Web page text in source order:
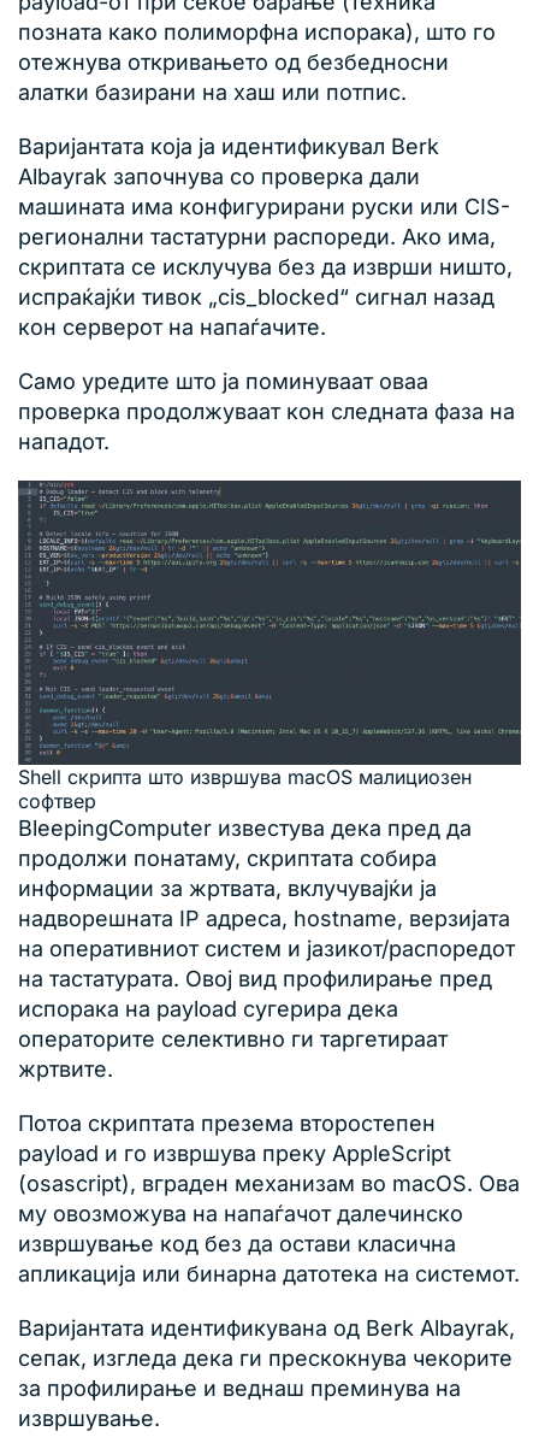
позната како полиморфна испорака), што го
отежнува откривањето од безбедносни
алатки базирани на хаш или потпис.
Варијантата која ја идентификувал Berk
Albayrak започнува со проверка дали
машината има конфигурирани руски или CIS-
регионални тастатурни распореди. Ако има,
скриптата се исклучува без да изврши ништо,
испраќајќи тивок „cis_blocked“ сигнал назад
кон серверот на напаѓачите.
Само уредите што ја поминуваат оваа
проверка продолжуваат кон следната фаза на
нападот.
Shell скрипта што извршува macOS малициозен
софтвер
BleepingComputer известува дека пред да
продолжи понатаму, скриптата собира
информации за жртвата, вклучувајќи ја
надворешната IP адреса, hostname, верзијата
на оперативниот систем и јазикот/распоредот
на тастатурата. Овој вид профилирање пред
испорака на payload сугерира дека
операторите селективно ги таргетираат
жртвите.
Потоа скриптата презема второстепен
payload и го извршува преку AppleScript
(osascript), вграден механизам во macOS. Ова
му овозможува на напаѓачот далечинско
извршување код без да остави класична
апликација или бинарна датотека на системот.
Варијантата идентификувана од Berk Albayrak,
сепак, изгледа дека ги прескокнува чекорите
за профилирање и веднаш преминува на
извршување.